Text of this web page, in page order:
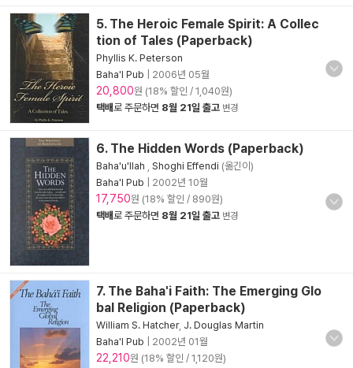
5. The Heroic Female Spirit: A Collec
tion of Tales (Paperback)
Phyllis K. Peterson
Baha'I Pub
2006년 05월
20,800원 (18% 할인 / 1,040원)
택배로 주문하면 8월 21일 출고 변경
6. The Hidden Words (Paperback)
Baha'u'llah Shoghi Effendi (옮긴이)
Baha'I Pub
2002년 10월
17,750원 (18% 할인 / 890원)
택배로 주문하면 8월 21일 출고 변경
7. The Baha'i Faith: The Emerging Glo
bal Religion (Paperback)
William S. Hatcher, J. Douglas Martin
Baha'I Pub
2002년 01월
22,210원 (18% 할인 / 1,120원)